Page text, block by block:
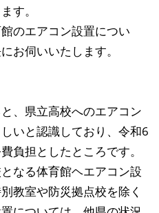
す。
のエアコン設置につい
お伺いいたします。
、県立高校へのエアコン
いと認識しており、令和6
負担としたところです。
なる体育館ヘエアコン設
教室や防災拠点校を除く